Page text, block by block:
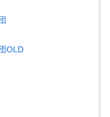
OLD